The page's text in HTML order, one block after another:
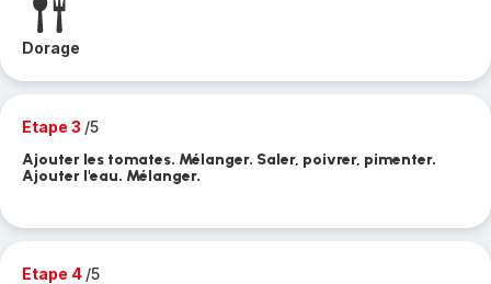
Dorage
Etape 3 /5
Ajouter les tomates. Mélanger. Saler, poivrer, pimenter.
Ajouter l'eau. Mélanger.
Etape 4 /5